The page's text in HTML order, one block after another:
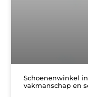
Schoenenwinkel
vakmanschap en